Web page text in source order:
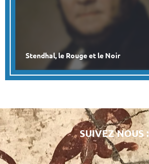
Stendhal, le Rouge et le Noir
SUIVEZ NOUS :